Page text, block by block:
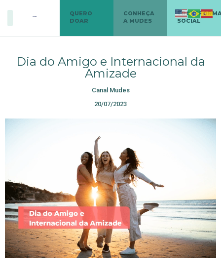
QUERO
DOAR
CONHEÇA
A MUDES
SOCIAL
Dia do Amigo e Internacional da
Amizade
Canal Mudes
20/07/2023